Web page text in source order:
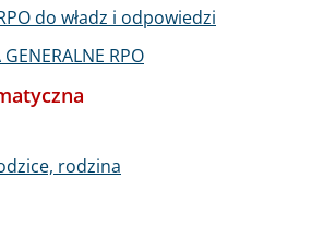
do władz i odpowiedzi
RPO
rodzina